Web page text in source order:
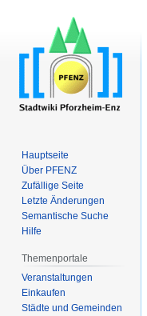
Hauptseite
Über PFENZ
Zufällige Seite
Letzte Änderungen
Semantische Suche
Hilfe
Themenportale
Veranstaltungen
Einkaufen
Städte und Gemeinden